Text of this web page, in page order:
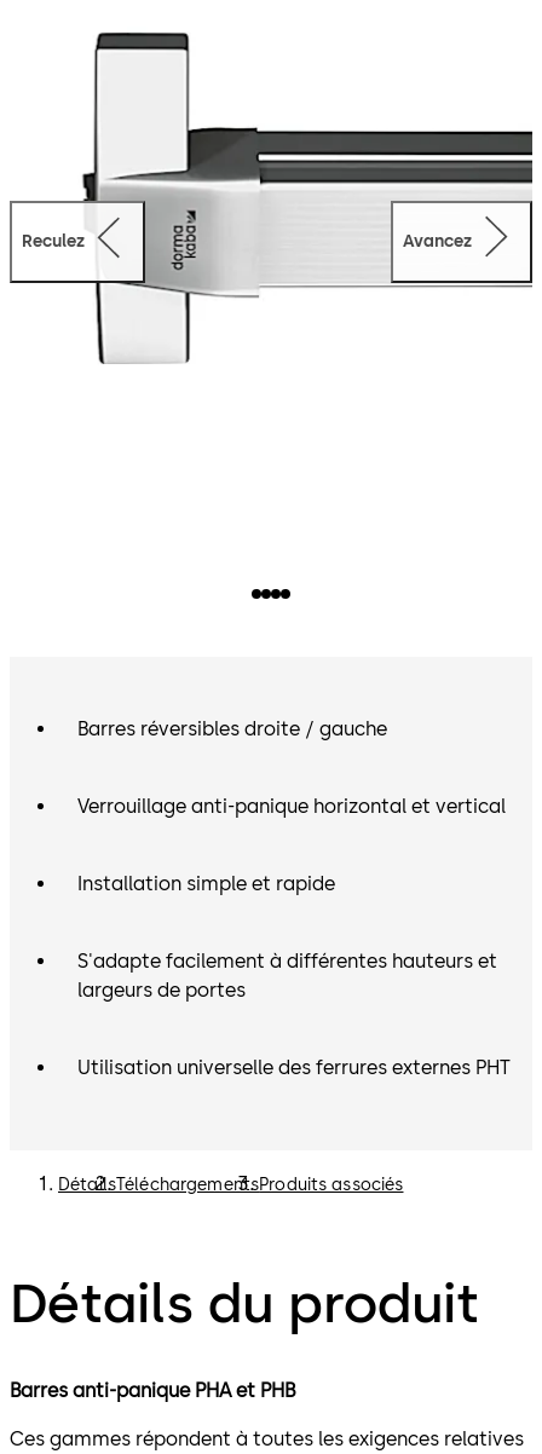
Reculez Avancez
Barres réversibles droite / gauche
Verrouillage anti-panique horizontal et vertical
Installation simple et rapide
S'adapte facilement à différentes hauteurs et
largeurs de portes
Utilisation universelle des ferrures externes PHT
DétailsTéléchargementsProduits associés
Détails du produit
Barres anti-panique PHA et PHB
Ces gammes répondent à toutes les exigences relatives